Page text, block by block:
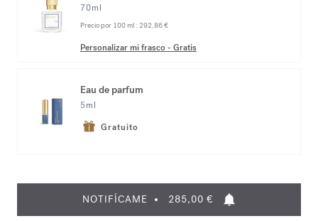
70ml
Precio por 100 ml : 292,86 €
Personalizar mi frasco - Gratis
Eau de parfum
5ml
Gratuito
NOTIFÍCAME 285,00 €